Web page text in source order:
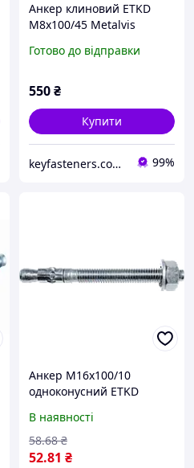
Анкер клиновий ETKD
М8х100/45 Metalvis
50 шт./пачка
Готово до відправки
550₴
Купити
keyfasteners.com.ua 99%
Анкер М16х100/10
одноконусний ETKD
В наявності
52.81 ₴
58.68 ₴